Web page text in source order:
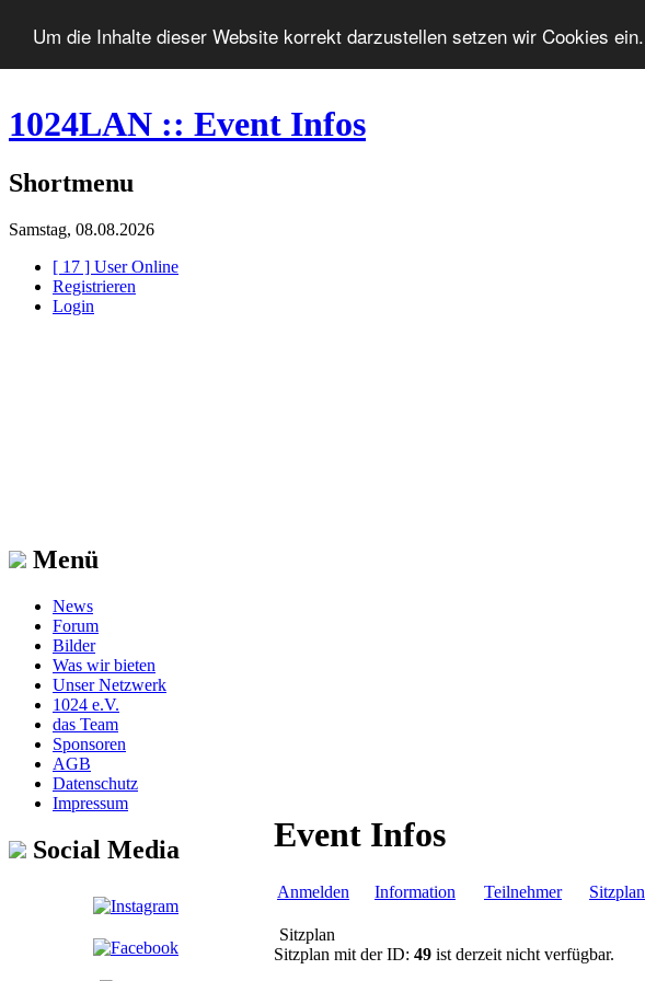
Um die Inhalte dieser Website korrekt darzustellen setzen wir Cookies ein.
1024LAN :: Event Infos
Shortmenu
Samstag, 08.08.2026
[ 17 ] User Online
Registrieren
Login
Menü
News
Forum
Bilder
Was wir bieten
Unser Netzwerk
1024 e.V.
das Team
Sponsoren
AGB
Datenschutz
Impressum
Social Media Event Infos
Anmelden Information Teilnehmer Sitzplan
Sitzplan
Sitzplan mit der ID: 49 ist derzeit nicht verfügbar.